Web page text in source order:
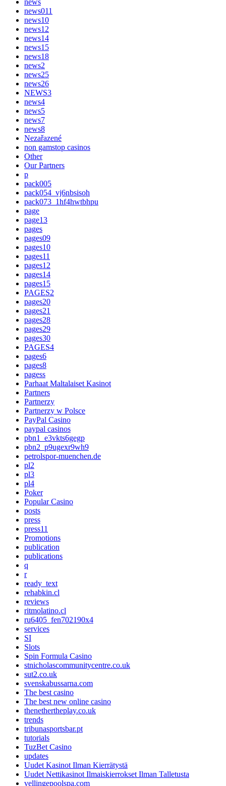
news011
news10
news12
news14
news15
news18
news2
news25
news26
NEWS3
news4
news5
news7
news8
Nezařazené
non gamstop casinos
Other
Our Partners
p
pack005
pack054_vj6nbsisoh
pack073_1hf4hwtbhpu
page
page13
pages
pages09
pages10
pages11
pages12
pages14
pages15
PAGES2
pages20
pages21
pages28
pages29
pages30
PAGES4
pages6
pages8
pagess
Parhaat Maltalaiset Kasinot
Partners
Partnerzy
Partnerzy w Polsce
PayPal Casino
paypal casinos
pbn1_e3vkts6gegp
pbn2_p9ugexr9wh9
petrolspor-muenchen.de
pl2
pl3
pl4
Poker
Popular Casino
posts
press
press11
Promotions
publication
publications
q
r
ready_text
rehabkin.cl
reviews
ritmolatino.cl
ru6405_fen702190x4
services
SI
Slots
Spin Formula Casino
stnicholascommunitycentre.co.uk
sut2.co.uk
svenskabussarna.com
The best casino
The best new online casino
thenethertheplay.co.uk
trends
tribunasportsbar.pt
tutorials
TuzBet Casino
updates
Uudet Kasinot Ilman Kierrätystä
Uudet Nettikasinot Ilmaiskierrokset Ilman Talletusta
vellingepoolspa.com